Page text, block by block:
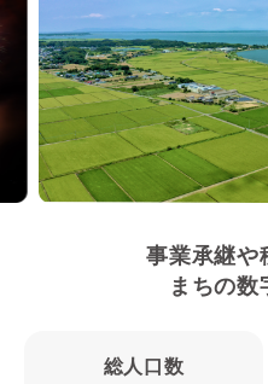
事業承継や
まちの数
総人口数